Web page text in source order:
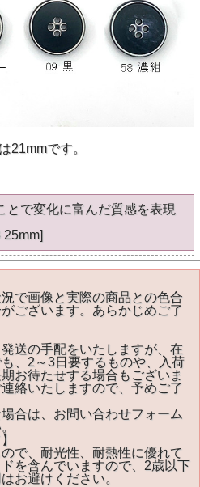
21mmです。
とで変化に富んだ質感を表現
で画像と実際の商品との色合
ございます。あらかじめご了
送の手配をいたしますが、在
、2～3日要するものや、入荷
お待たせする場合もございま
絡いたしますので、予めご了
合は、お問い合わせフォーム
で、耐光性、耐熱性に優れて
を含んでいますので、2歳以下
お避けください。